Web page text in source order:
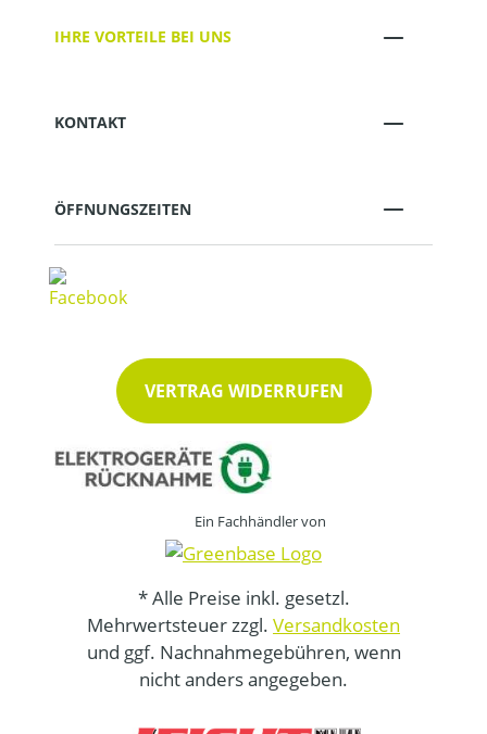
IHRE VORTEILE BEI UNS
KONTAKT
ÖFFNUNGSZEITEN
VERTRAG WIDERRUFEN
Ein Fachhändler von
* Alle Preise inkl. gesetzl.
Mehrwertsteuer zzgl. Versandkosten
und ggf. Nachnahmegebühren, wenn
nicht anders angegeben.